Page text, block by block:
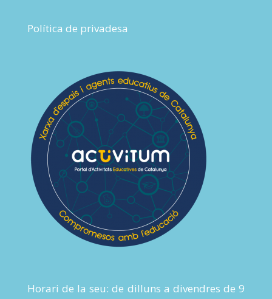
Política de privadesa
Horari de la seu: de dilluns a divendres de 9